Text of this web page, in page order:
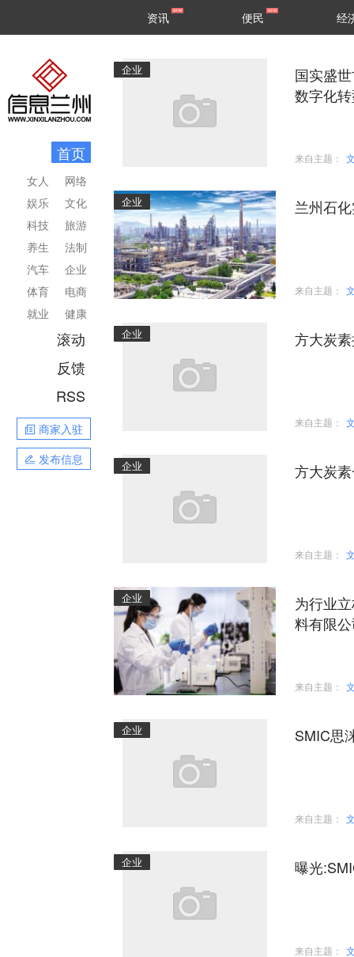
区县
资讯 便民 经
首页
网络
文化
旅游
法制
企业
电商
健康
女人
娱乐
科技
养生
汽车
体育
就业
滚动
反馈
RSS
商家入驻
发布信息
企业
国实盛
数字化
来自主题：
企业 兰州石
来自主题：
企业 方大炭
来自主题：
企业 方大炭
来自主题：
企业
为行业
料有限
来自主题：
企业 SMIC思
来自主题：
企业 曝光
来自主题：